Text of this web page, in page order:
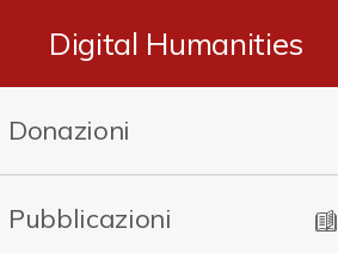
Digital Humanities
Donazioni
Pubblicazioni